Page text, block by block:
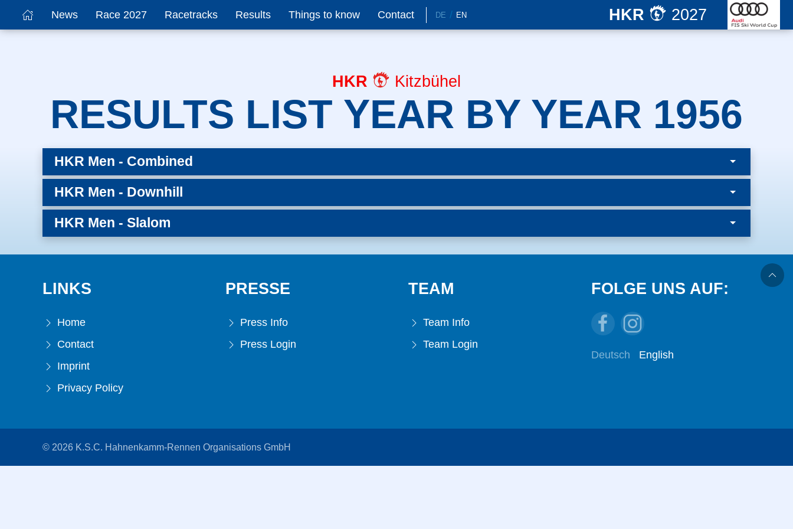
News Race 2027 Racetracks Results Things to know Contact DE EN HKR 2027
HKR Kitzbühel
RESULTS LIST YEAR BY YEAR 1956
HKR Men - Combined
HKR Men - Downhill
HKR Men - Slalom
LINKS
Home
Contact
Imprint
Privacy Policy
PRESSE
Press Info
Press Login
TEAM
Team Info
Team Login
FOLGE UNS AUF:
Deutsch English
© 2026 K.S.C. Hahnenkamm-Rennen Organisations GmbH